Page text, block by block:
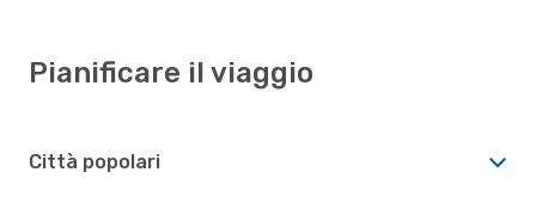
Pianificare il viaggio
Città popolari